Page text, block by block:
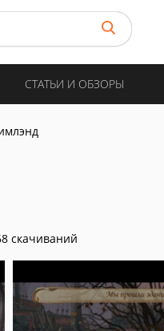
СТАТЬИ И ОБЗОРЫ
скачиваний